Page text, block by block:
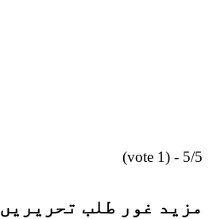
5/5 - (1 vote)
مزید غور طلب تحریریں